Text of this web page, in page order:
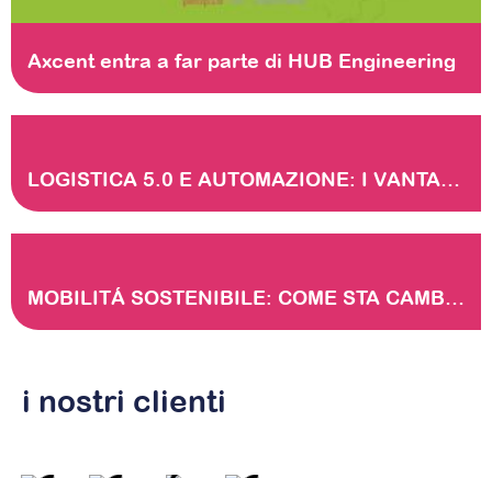
Axcent entra a far parte di HUB Engineering
LOGISTICA 5.0 E AUTOMAZIONE: I VANTAGGI DELLA TRANSIZIONE
MOBILITÁ SOSTENIBILE: COME STA CAMBIANDO IL PANORAMA EUROPEO
i nostri clienti